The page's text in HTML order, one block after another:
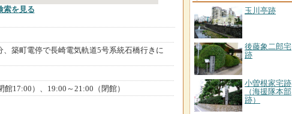
索を見る
築町電停で長崎電気軌道5号系統石橋行きに
17:00）、19:00～21:00（閉館）
玉川亭跡
後藤象二郎宅
跡
小曽根家宅跡
（海援隊本部
跡）